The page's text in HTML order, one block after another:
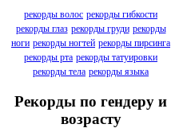
рекорды волос рекорды гибкости
рекорды глаз рекорды груди рекорды
ноги рекорды ногтей рекорды пирсинга
рекорды рта рекорды татуировки
рекорды тела рекорды языка
Рекорды по гендеру и
возрасту